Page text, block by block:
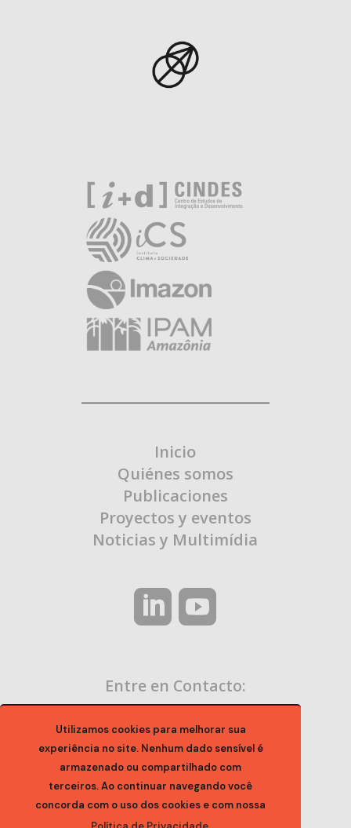
Utilizamos cookies para melhorar sua
experiência no site. Nenhum dado sensível é
armazenado ou compartilhado com
terceiros. Ao continuar navegando você
concorda com o uso dos cookies e com nossa
Inicio
Quiénes somos
Publicaciones
Proyectos y eventos
Noticias y Multimídia
Entre en Contacto:
contato@ocaa.org.br